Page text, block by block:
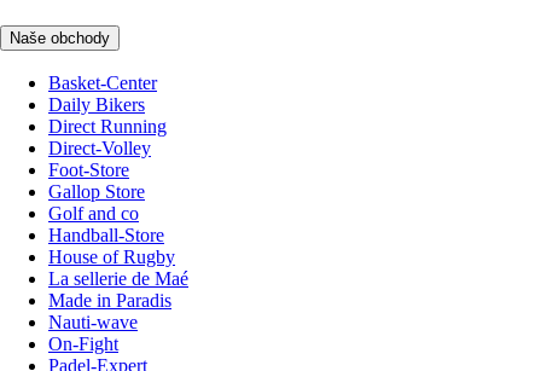
Naše obchody
Basket-Center
Daily Bikers
Direct Running
Direct-Volley
Foot-Store
Gallop Store
Golf and co
Handball-Store
House of Rugby
La sellerie de Maé
Made in Paradis
Nauti-wave
On-Fight
Padel-Expert